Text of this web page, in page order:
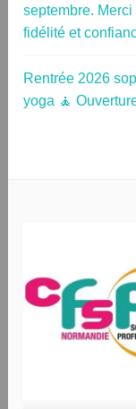
septembre.
fidélité et
Rentrée 2026
yoga 🧘